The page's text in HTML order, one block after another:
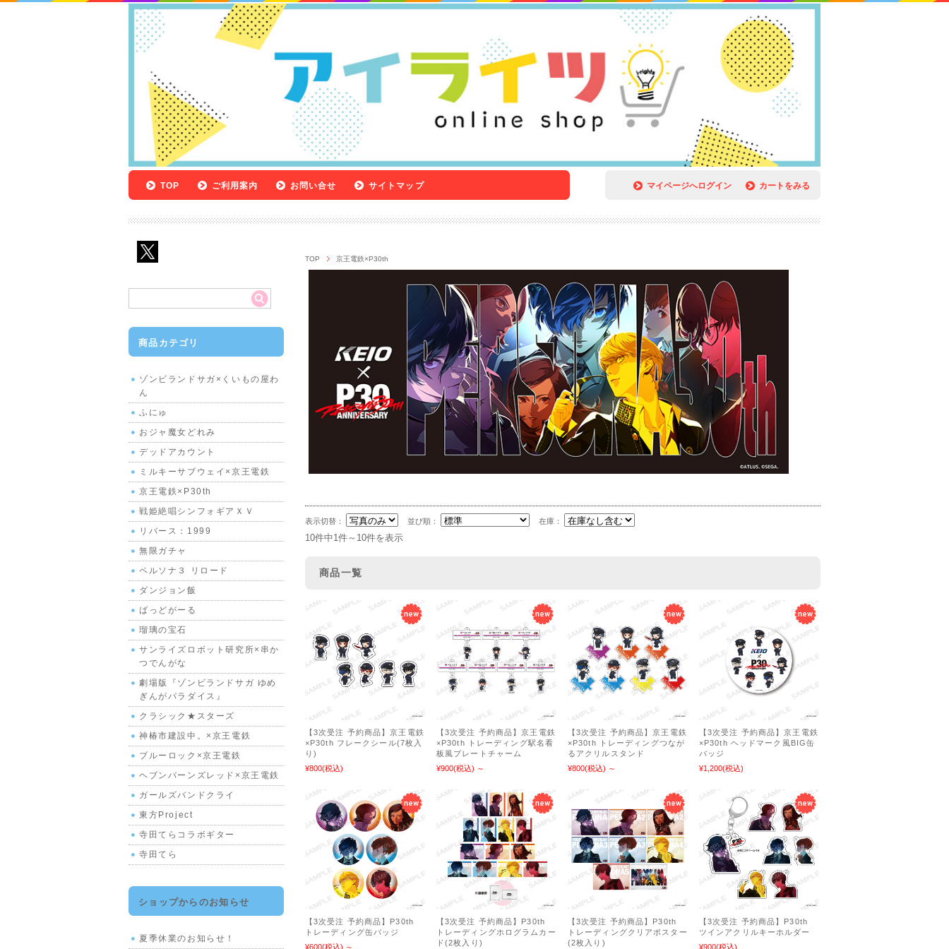
マイページへログイン カートをみる
TOP ご利用案内 お問い合せ サイトマップ
TOP 京王電鉄×P30th
表示切替： 並び順： 在庫：
10件中1件～10件を表示
商品一覧
【3次受注 予約商品】京王電鉄
×P30th フレークシール(7枚入
り)
¥800(税込)
【3次受注 予約商品】京王電鉄
×P30th トレーディング駅名看
板風プレートチャーム
¥900(税込) ～
【3次受注 予約商品】京王電鉄
×P30th トレーディングつなが
るアクリルスタンド
¥800(税込) ～
【3次受注 予約商品】京王電鉄
×P30th ヘッドマーク風BIG缶
バッジ
¥1,200(税込)
【3次受注 予約商品】P30th
トレーディング缶バッジ
¥600(税込) ～
【3次受注 予約商品】P30th
トレーディングホログラムカー
ド(2枚入り)
【3次受注 予約商品】P30th
トレーディングクリアポスター
(2枚入り)
【3次受注 予約商品】P30th
ツインアクリルキーホルダー
¥900(税込)
商品カテゴリ
ゾンビランドサガ×くいもの屋わ
ん
ふにゅ
おジャ魔女どれみ
デッドアカウント
ミルキーサブウェイ×京王電鉄
京王電鉄×P30th
戦姫絶唱シンフォギアＸＶ
リバース：1999
無限ガチャ
ペルソナ３ リロード
ダンジョン飯
ばっどがーる
瑠璃の宝石
サンライズロボット研究所×串か
つでんがな
劇場版『ゾンビランドサガ ゆめ
ぎんがパラダイス』
クラシック★スターズ
神椿市建設中。×京王電鉄
ブルーロック×京王電鉄
ヘブンバーンズレッド×京王電鉄
ガールズバンドクライ
東方Project
寺田てらコラボギター
寺田てら
ショップからのお知らせ
夏季休業のお知らせ！